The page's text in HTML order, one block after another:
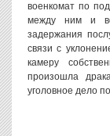
военкомат по
между ним и
задержания
связи с
камеру
произошла
уголовное дело